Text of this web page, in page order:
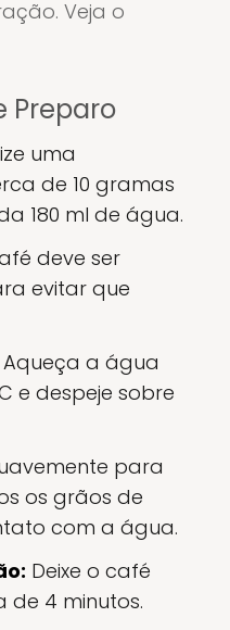
Veja o
Preparo
uma
de 10 gramas
180 ml de água.
deve ser
evitar que
Aqueça a água
e despeje sobre
para
os grãos de
com a água.
Deixe o café
de 4 minutos.